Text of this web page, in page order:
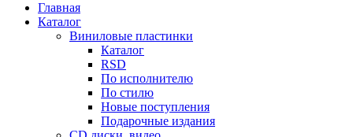
Главная
Каталог
Виниловые пластинки
Каталог
RSD
По исполнителю
По стилю
Новые поступления
Подарочные издания